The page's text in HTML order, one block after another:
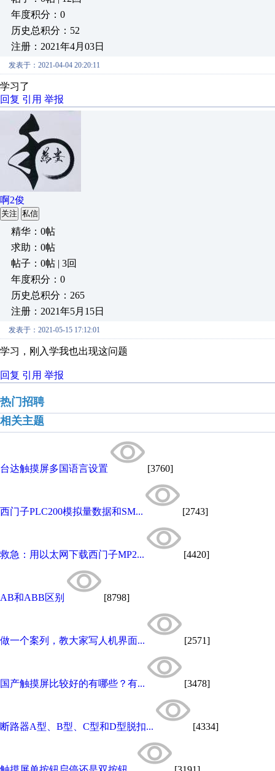
年度积分：0
历史总积分：52
注册：2021年4月03日
发表于：2021-04-04 20:20:11
学习了
回复 引用 举报
啊2俊
关注 私信
精华：0帖
求助：0帖
帖子：0帖 | 3回
年度积分：0
历史总积分：265
注册：2021年5月15日
发表于：2021-05-15 17:12:01
学习，刚入学我也出现这问题
回复 引用 举报
热门招聘
相关主题
台达触摸屏多国语言设置 [3760]
西门子PLC200模拟量数据和SM... [2743]
救急：用以太网下载西门子MP2... [4420]
AB和ABB区别 [8798]
做一个案列，教大家写人机界面... [2571]
国产触摸屏比较好的有哪些？有... [3478]
断路器A型、B型、C型和D型脱扣... [4334]